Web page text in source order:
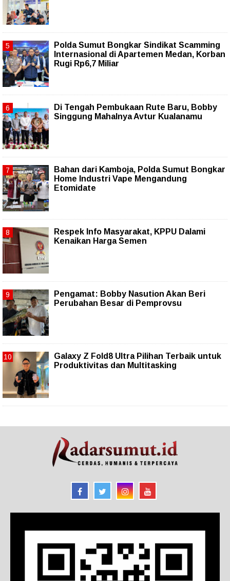
Polda Sumut Bongkar Sindikat Scamming
Internasional di Apartemen Medan, Korban
Rugi Rp6,7 Miliar
Di Tengah Pembukaan Rute Baru, Bobby
Singgung Mahalnya Avtur Kualanamu
Bahan dari Kamboja, Polda Sumut Bongkar
Home Industri Vape Mengandung
Etomidate
Respek Info Masyarakat, KPPU Dalami
Kenaikan Harga Semen
Pengamat: Bobby Nasution Akan Beri
Perubahan Besar di Pemprovsu
Galaxy Z Fold8 Ultra Pilihan Terbaik untuk
Produktivitas dan Multitasking